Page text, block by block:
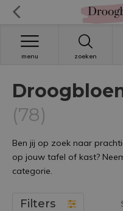
zoeken
menu
(78)
Ben jij op zoek naar
op jouw tafel of kast?
categorie.
Filters